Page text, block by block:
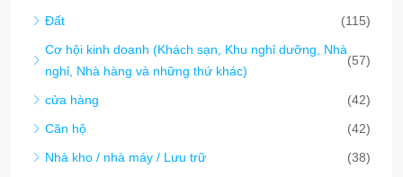
Đất
(115)
Cơ hội kinh doanh (Khách sạn, Khu nghỉ dưỡng, Nhà
nghỉ, Nhà hàng và những thứ khác)
(57)
cửa hàng
(42)
Căn hộ
(42)
Nhà kho / nhà máy / Lưu trữ
(38)